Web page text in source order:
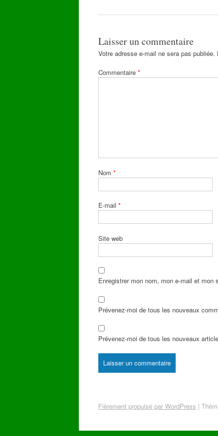
Laisser un commentaire
Votre adresse e-mail ne sera pas publiée.
Commentaire *
Nom *
E-mail *
Site web
Enregistrer mon nom, mon e-mail et mon
Prévenez-moi de tous les nouveaux
Prévenez-moi de tous les nouveaux
Fièrement propulsé par WordPress |